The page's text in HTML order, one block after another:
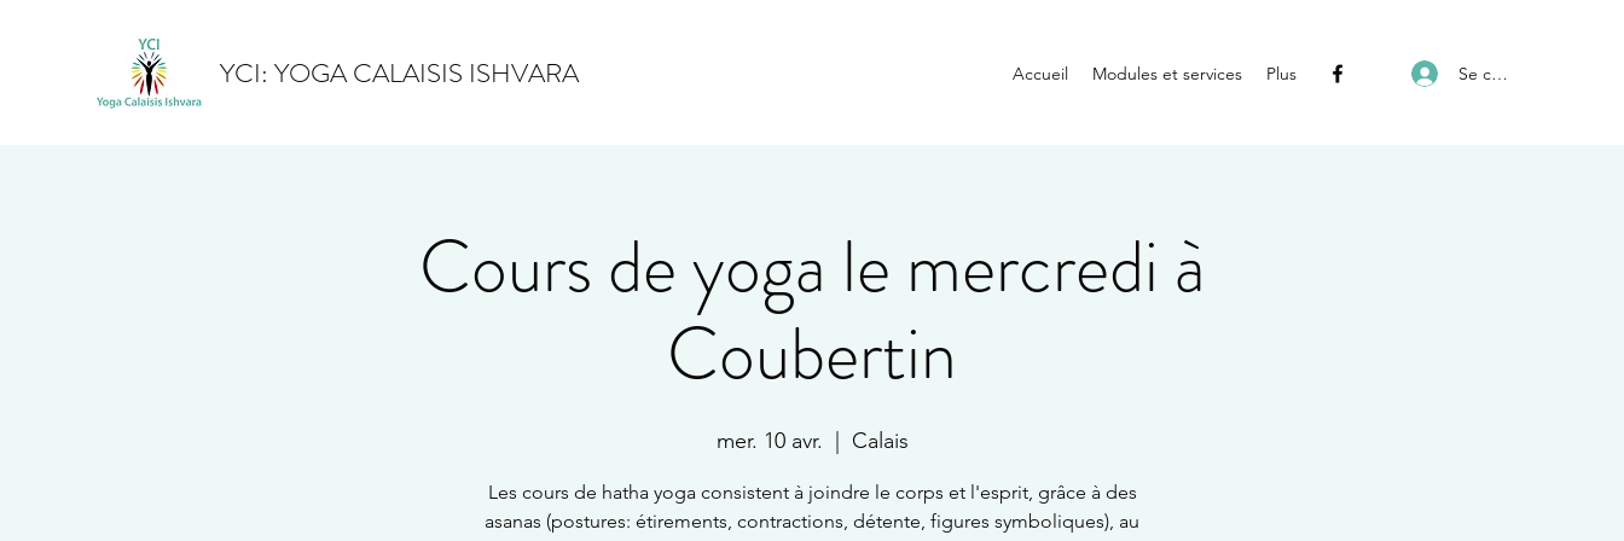
YCI: YOGA CALAISIS ISHVARA Accueil Modules et services Plus Se connecter
Cours de yoga le mercredi à
Coubertin
mer. 10 avr. Calais
Les cours de hatha yoga consistent à joindre le corps et l'esprit, grâce à des
asanas (postures: étirements, contractions, détente, figures symboliques), au